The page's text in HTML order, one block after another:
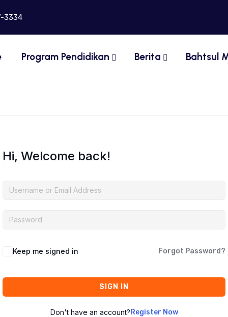
3334
Program Pendidikan Berita Bahtsul
Hi, Welcome back!
Keep me signed in Forgot Password?
SIGN IN
Don't have an account?Register Now